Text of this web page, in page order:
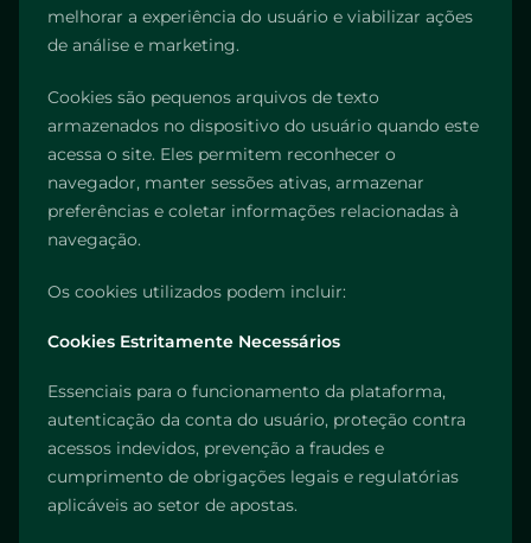
melhorar a experiência do usuário e viabilizar ações
de análise e marketing.
Cookies são pequenos arquivos de texto
armazenados no dispositivo do usuário quando este
acessa o site. Eles permitem reconhecer o
navegador, manter sessões ativas, armazenar
preferências e coletar informações relacionadas à
navegação.
Os cookies utilizados podem incluir:
Cookies Estritamente Necessários
Essenciais para o funcionamento da plataforma,
autenticação da conta do usuário, proteção contra
acessos indevidos, prevenção a fraudes e
cumprimento de obrigações legais e regulatórias
aplicáveis ao setor de apostas.